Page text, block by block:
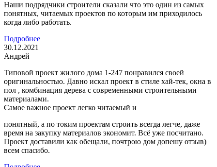
Наши подрядчики строители сказали что это один из самых
понятных, читаемых проектов по которым им приходилось
когда либо работать.
Подробнее
30.12.2021
Андрей
Типовой проект жилого дома 1-247 понравился своей
оригинальностью. Давно искал проект в стиле хай-тек, окна в
пол , комбинация дерева с современными строительными
материалами.
Самое важное проект легко читаемый и
понятный, а по токим проектам строить всегда легче, даже
время на закупку материалов экономит. Всё уже посчитано.
Проект доставили как обещали, почтрою дом допешу отзыв)
всем спасибо.